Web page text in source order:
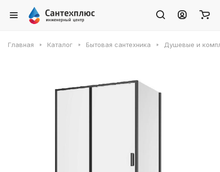
Главная Каталог Бытовая сантехника Душевые и